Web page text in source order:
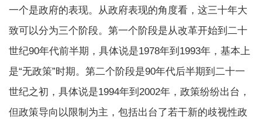
一个是政府的表现。从政府表现的角度看，这三十年大
致可以分为三个阶段。第一个阶段是从改革开始到二十
世纪90年代前半期，具体说是1978年到1993年，基本上
是“无政策”时期。第二个阶段是90年代后半期到二十一
世纪之初，具体说是1994年到2002年，政策纷纷出台，
但政策导向以限制为主，包括出台了若干新的歧视性政